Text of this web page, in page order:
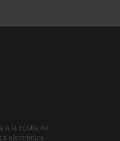
a la bústia de
electrònica.